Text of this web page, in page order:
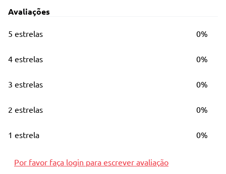
Avaliações
5 estrelas 0%
4 estrelas 0%
3 estrelas 0%
2 estrelas 0%
1 estrela 0%
Por favor faça login para escrever avaliação